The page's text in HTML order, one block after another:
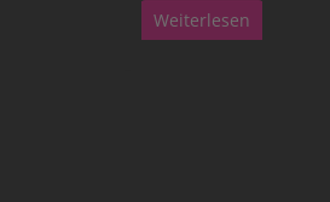
Weiterlesen